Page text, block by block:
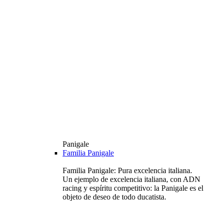
Panigale
Familia Panigale
Familia Panigale: Pura excelencia italiana.
Un ejemplo de excelencia italiana, con ADN
racing y espíritu competitivo: la Panigale es el
objeto de deseo de todo ducatista.